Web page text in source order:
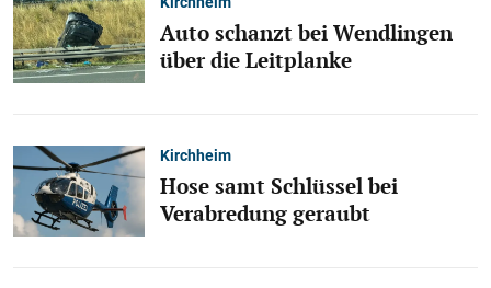
Auto schanzt bei Wendlingen
über die Leitplanke
Kirchheim
Hose samt Schlüssel bei
Verabredung geraubt